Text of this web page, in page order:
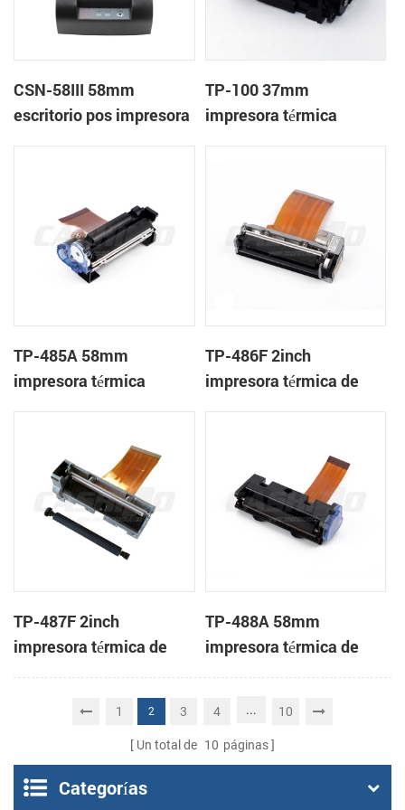
CSN-58III 58mm
escritorio pos impresora
TP-100 37mm
impresora térmica
TP-485A 58mm
impresora térmica
TP-486F 2inch
impresora térmica de
TP-487F 2inch
impresora térmica de
cabeza
TP-488A 58mm
impresora térmica de
cabeza
1 2 3 4 ... 10
Un total de 10 páginas
Categorías